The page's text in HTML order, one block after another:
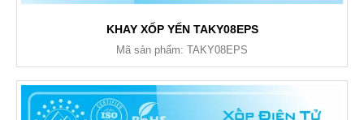
KHAY XỐP YẾN TAKY08EPS
Mã sản phẩm: TAKY08EPS